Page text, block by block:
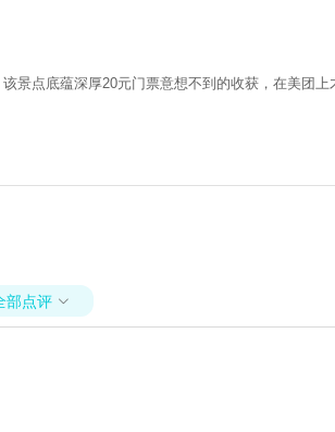
点底蕴深厚20元门票意想不到的收获，在美团
部点评 